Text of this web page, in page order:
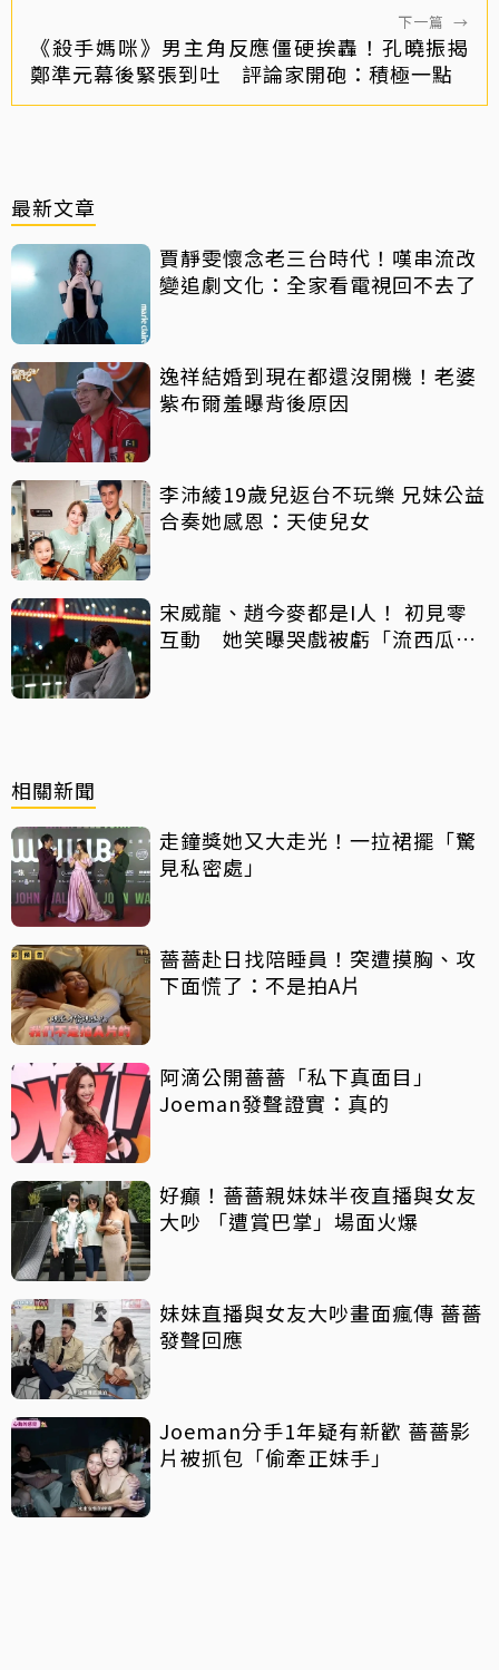
下一篇 →
《殺手媽咪》男主角反應僵硬挨轟！孔曉振揭
鄭準元幕後緊張到吐 評論家開砲：積極一點
最新文章
賈靜雯懷念老三台時代！嘆串流改
變追劇文化：全家看電視回不去了
逸祥結婚到現在都還沒開機！老婆
紫布爾羞曝背後原因
李沛綾19歲兒返台不玩樂 兄妹公益
合奏她感恩：天使兒女
宋威龍、趙今麥都是I人！ 初見零
互動 她笑曝哭戲被虧「流西瓜
相關新聞
走鐘獎她又大走光！一拉裙擺「驚
見私密處」
薔薔赴日找陪睡員！突遭摸胸、攻
下面慌了：不是拍A片
阿滴公開薔薔「私下真面目」
Joeman發聲證實：真的
好癲！薔薔親妹妹半夜直播與女友
大吵 「遭賞巴掌」場面火爆
妹妹直播與女友大吵畫面瘋傳 薔薔
發聲回應
Joeman分手1年疑有新歡 薔薔影
片被抓包「偷牽正妹手」